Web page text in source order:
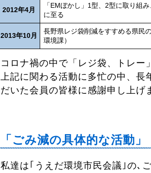
2012年4月
「EMぼかし」1型、2型に取り組
に至る
2013年10月
長野県レジ袋削減をすすめる県民
環境課）
コロナ禍の中で「レジ袋、トレー
上記に関わる活動に多忙の中、
だいた会員の皆様に感謝申し上げ
「ごみ減の具体的な活動」
私達は｢うえだ環境市民会議｣の､